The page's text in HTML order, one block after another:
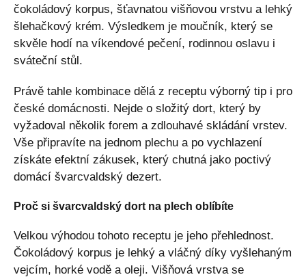
čokoládový korpus, šťavnatou višňovou vrstvu a lehký
šlehačkový krém. Výsledkem je moučník, který se
skvěle hodí na víkendové pečení, rodinnou oslavu i
sváteční stůl.
Právě tahle kombinace dělá z receptu výborný tip i pro
české domácnosti. Nejde o složitý dort, který by
vyžadoval několik forem a zdlouhavé skládání vrstev.
Vše připravíte na jednom plechu a po vychlazení
získáte efektní zákusek, který chutná jako poctivý
domácí švarcvaldský dezert.
Proč si švarcvaldský dort na plech oblíbíte
Velkou výhodou tohoto receptu je jeho přehlednost.
Čokoládový korpus je lehký a vláčný díky vyšlehaným
vejcím, horké vodě a oleji. Višňová vrstva se